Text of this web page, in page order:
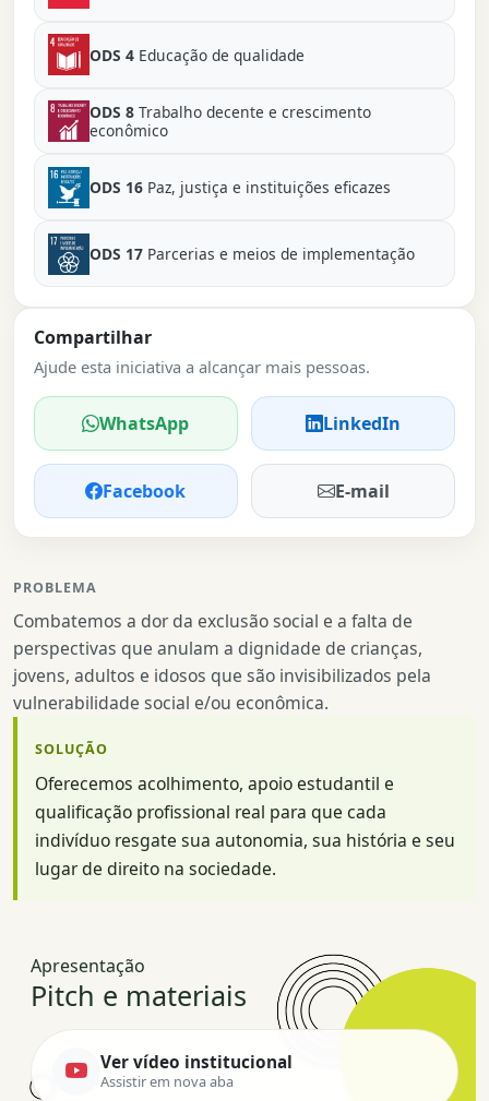
ODS 4Educação de qualidade
ODS 8Trabalho decente e crescimento
econômico
ODS 16Paz, justiça e instituições eficazes
ODS 17Parcerias e meios de implementação
Compartilhar
Ajude esta iniciativa a alcançar mais pessoas.
WhatsApp LinkedIn
Facebook E-mail
PROBLEMA
Combatemos a dor da exclusão social e a falta de
perspectivas que anulam a dignidade de crianças,
jovens, adultos e idosos que são invisibilizados pela
vulnerabilidade social e/ou econômica.
SOLUÇÃO
Oferecemos acolhimento, apoio estudantil e
qualificação profissional real para que cada
indivíduo resgate sua autonomia, sua história e seu
lugar de direito na sociedade.
Apresentação
Pitch e materiais
Ver vídeo institucional
Assistir em nova aba